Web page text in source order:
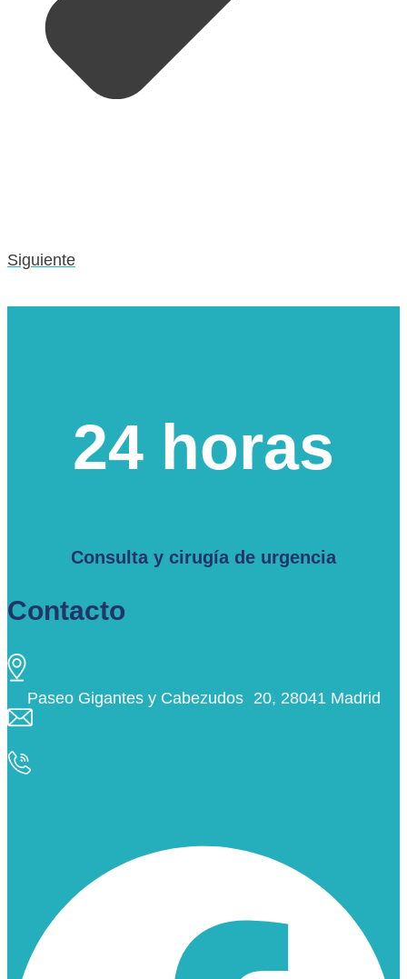
Siguiente
24 horas
Consulta y cirugía de urgencia
Contacto
Paseo Gigantes y Cabezudos 20, 28041 Madrid